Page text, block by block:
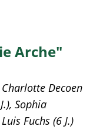
Arche"
Decoen
Sophia
Fuchs (6 J.)